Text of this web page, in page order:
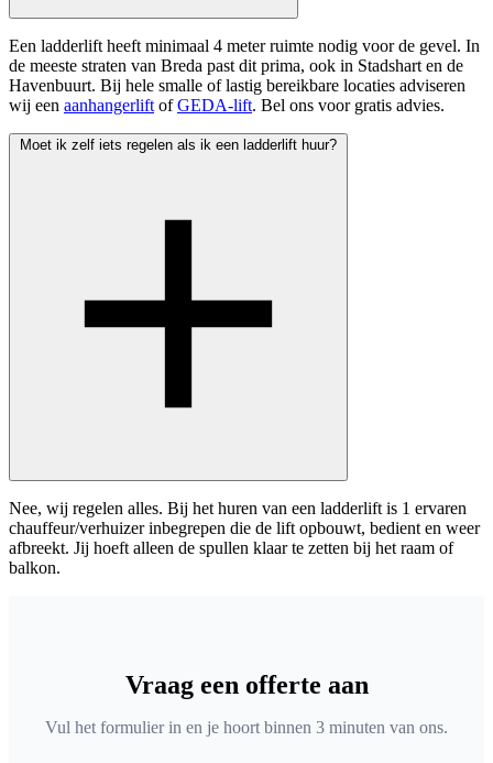
Een ladderlift heeft minimaal 4 meter ruimte nodig voor de gevel. In
de meeste straten van Breda past dit prima, ook in Stadshart en de
Havenbuurt. Bij hele smalle of lastig bereikbare locaties adviseren
wij een aanhangerlift ofGEDA-lift. Bel ons voor gratis advies.
Moet ik zelf iets regelen als ik een ladderlift huur?
Nee, wij regelen alles. Bij het huren van een ladderlift is 1 ervaren
chauffeur/verhuizer inbegrepen die de lift opbouwt, bedient en weer
afbreekt. Jij hoeft alleen de spullen klaar te zetten bij het raam of
balkon.
Vraag een offerte aan
Vul het formulier in en je hoort binnen 3 minuten van ons.